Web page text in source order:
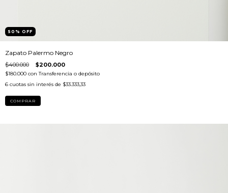
50 % OFF
Zapato Palermo Negro
$400.000 $200.000
$180.000 con Transferencia o depósito
6 cuotas sin interés de $33.333,33
COMPRAR